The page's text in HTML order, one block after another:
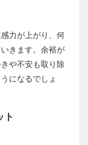
力が上がり、何
きます。余裕が
や不安も取り除
になるでしょ
ト